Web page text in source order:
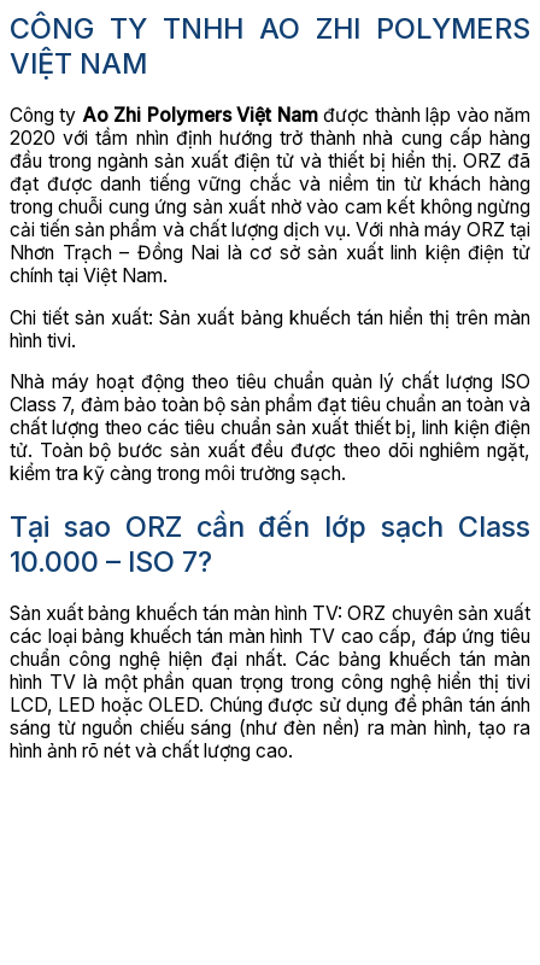
CÔNG TY TNHH AO ZHI POLYMERS
VIỆT NAM
Công ty Ao Zhi Polymers Việt Namđược thành lập vào năm
2020 với tầm nhìn định hướng trở thành nhà cung cấp hàng
đầu trong ngành sản xuất điện tử và thiết bị hiển thị. ORZ đã
đạt được danh tiếng vững chắc và niềm tin từ khách hàng
trong chuỗi cung ứng sản xuất nhờ vào cam kết không ngừng
cải tiến sản phẩm và chất lượng dịch vụ. Với nhà máy ORZ tại
Nhơn Trạch – Đồng Nai là cơ sở sản xuất linh kiện điện tử
chính tại Việt Nam.
Chi tiết sản xuất: Sản xuất bảng khuếch tán hiển thị trên màn
hình tivi.
Nhà máy hoạt động theo tiêu chuẩn quản lý chất lượng ISO
Class 7, đảm bảo toàn bộ sản phẩm đạt tiêu chuẩn an toàn và
chất lượng theo các tiêu chuẩn sản xuất thiết bị, linh kiện điện
tử. Toàn bộ bước sản xuất đều được theo dõi nghiêm ngặt,
kiểm tra kỹ càng trong môi trường sạch.
Tại sao ORZ cần đến lớp sạch Class
10.000 – ISO 7?
Sản xuất bảng khuếch tán màn hình TV: ORZ chuyên sản xuất
các loại bảng khuếch tán màn hình TV cao cấp, đáp ứng tiêu
chuẩn công nghệ hiện đại nhất. Các bảng khuếch tán màn
hình TV là một phần quan trọng trong công nghệ hiển thị tivi
LCD, LED hoặc OLED. Chúng được sử dụng để phân tán ánh
sáng từ nguồn chiếu sáng (như đèn nền) ra màn hình, tạo ra
hình ảnh rõ nét và chất lượng cao.